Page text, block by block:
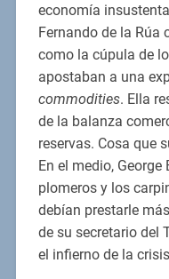
economía
Fernando de la Rúa
como la cúpula de
apostaban a una
commodities. Ella
de la balanza
reservas. Cosa que
En el medio,
plomeros y los
debían prestarle
de su secretario del
el infierno de la